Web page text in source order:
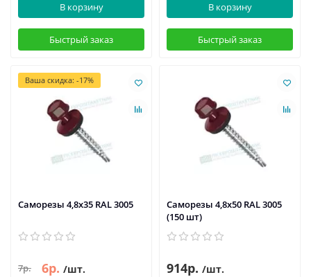
В корзину
Быстрый заказ
В корзину
Быстрый заказ
Ваша скидка: -17%
Саморезы 4,8х35 RAL 3005
7р. 6р. /шт.
Саморезы 4,8х50 RAL 3005
(150 шт)
914р. /шт.